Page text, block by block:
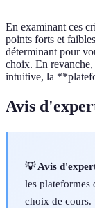
En examinant ces
points forts et
déterminant pour
choix. En
intuitive, la
Avis
💡 Avis
les plateformes
choix de cours.